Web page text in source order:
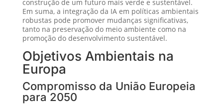
construção de um futuro mais verde e sustentável.
Em suma, a integração da IA em políticas ambientais
robustas pode promover mudanças significativas,
tanto na preservação do meio ambiente como na
promoção do desenvolvimento sustentável.
Objetivos Ambientais na
Europa
Compromisso da União Europeia
para 2050